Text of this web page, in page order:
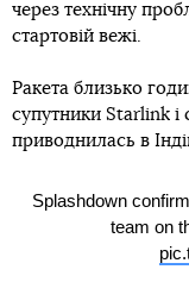
через технічну
стартовій вежі.
Ракета близько
супутники Starlink і
приводнилась в
Splashdown
team on